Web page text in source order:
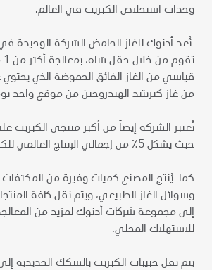
وحدات استخلاص الكبريت في العالم.
تُعد أدنوك للغاز الحامض الشركة الوحيدة في
من غاز كبريتيد الهيدروجين من موقع واحد
تُعتبر الشركة إيضاً من أكبر منتجي الكبريت
حيث يشكل 5٪ من إجمالي الإنتاج العالمي للكبريت.
كما يُنتج المصنع كميات وفيرة من المكثفات
وسوائل الغاز الطبيعي، ويتم نقل كافة
إلى مجموعة شركات أدنوك لمزيد من المعالجة
للاستهلاك المحلي.
يتم نقل حبيبات الكبريت بالسكك الحديدية